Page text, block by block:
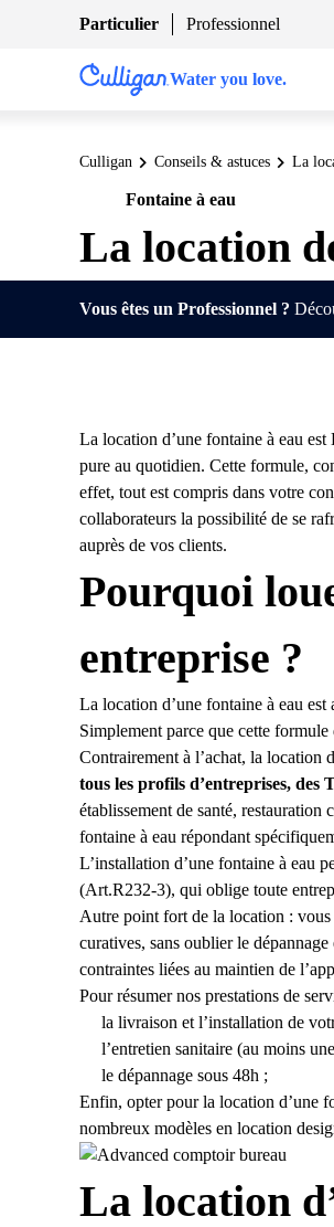
Particulier Professionnel
Water you love.
Culligan Conseils & astuces La
Fontaine à eau
La location
Vous êtes un Professionnel ?
La location d’une fontaine à eau
pure au quotidien. Cette formule,
effet, tout est compris dans votre
collaborateurs la possibilité de se
auprès de vos clients.
Pourquoi
entreprise ?
La location d’une fontaine à eau
Simplement parce que cette
Contrairement à l’achat, la location
tous les profils d’entreprises, des
établissement de santé,
fontaine à eau répondant
L’installation d’une fontaine à eau
(Art.R232-3), qui oblige toute
Autre point fort de la location : vous
curatives, sans oublier le dépannage
contraintes liées au maintien de
Pour résumer nos prestations de
la livraison et l’installation de
l’entretien sanitaire (au moins
le dépannage sous 48h ;
Enfin, opter pour la location d’une
nombreux modèles en location
La location